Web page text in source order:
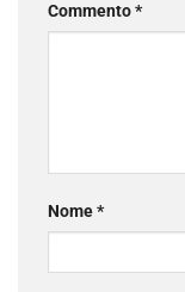
Commento*
Nome*